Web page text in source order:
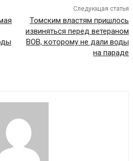
Следующая статья
Томским властям пришлось
извиняться перед ветераном
ВОВ, которому не дали воды
на параде